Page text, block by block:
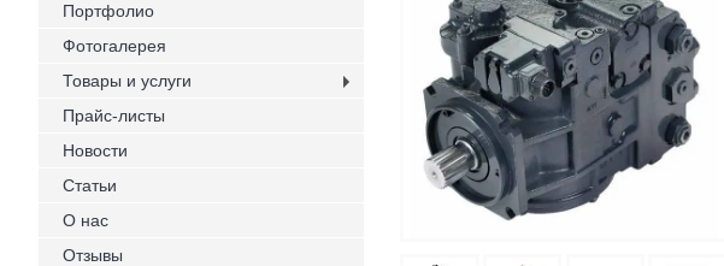
Портфолио
Фотогалерея
Товары и услуги
Прайс-листы
Новости
Статьи
О нас
Отзывы